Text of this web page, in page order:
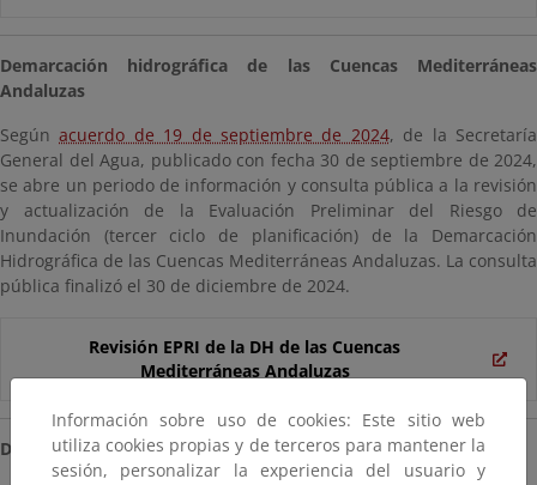
Demarcación hidrográfica de las Cuencas Mediterráneas
Andaluzas
Segúnacuerdo de 19 de septiembre de 2024, de la Secretaría
General del Agua, publicado con fecha 30 de septiembre de 2024,
se abre un periodo de información y consulta pública a la revisión
y actualización de la Evaluación Preliminar del Riesgo de
Inundación (tercer ciclo de planificación) de la Demarcación
Hidrográfica de las Cuencas Mediterráneas Andaluzas. La consulta
pública finalizó el 30 de diciembre de 2024.
Revisión EPRI de la DH de las Cuencas
Mediterráneas Andaluzas
Demarcación hidrográfica de El Hierro
Información sobre uso de cookies: Este sitio web
utiliza cookies propias y de terceros para mantener la
sesión, personalizar la experiencia del usuario y